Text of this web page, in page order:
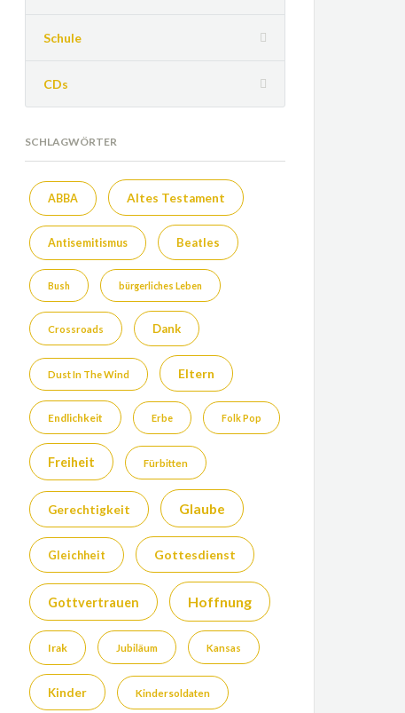
Schule
CDs
SCHLAGWÖRTER
ABBA Altes Testament
Antisemitismus Beatles
Bush bürgerliches Leben
Crossroads Dank
Dust In The Wind Eltern
Endlichkeit Erbe Folk Pop
Freiheit Fürbitten
Gerechtigkeit Glaube
Gleichheit Gottesdienst
Gottvertrauen Hoffnung
Irak Jubiläum Kansas
Kinder Kindersoldaten